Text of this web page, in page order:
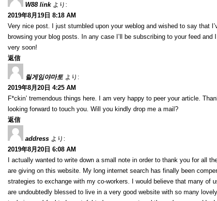
W88 link より:
2019年8月19日 8:18 AM
Very nice post. I just stumbled upon your weblog and wished to say that
browsing your blog posts. In any case I’ll be subscribing to your feed and
very soon!
返信
릴게임야마토 より:
2019年8月20日 4:25 AM
F*ckin’ tremendous things here. I am very happy to peer your article.
looking forward to touch you. Will you kindly drop me a mail?
返信
address より:
2019年8月20日 6:08 AM
I actually wanted to write down a small note in order to thank you for all
are giving on this website. My long internet search has finally been
strategies to exchange with my co-workers. I would believe that many of
are undoubtedly blessed to live in a very good website with so many